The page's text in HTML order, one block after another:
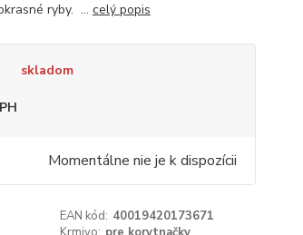
ryby. ... celý popis
skladom
Momentálne nie je k dispozícii
EAN kód: 40019420173671